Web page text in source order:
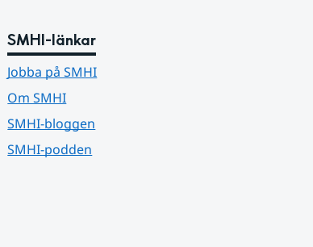
SMHI-länkar
Jobba på SMHI
Om SMHI
SMHI-bloggen
SMHI-podden